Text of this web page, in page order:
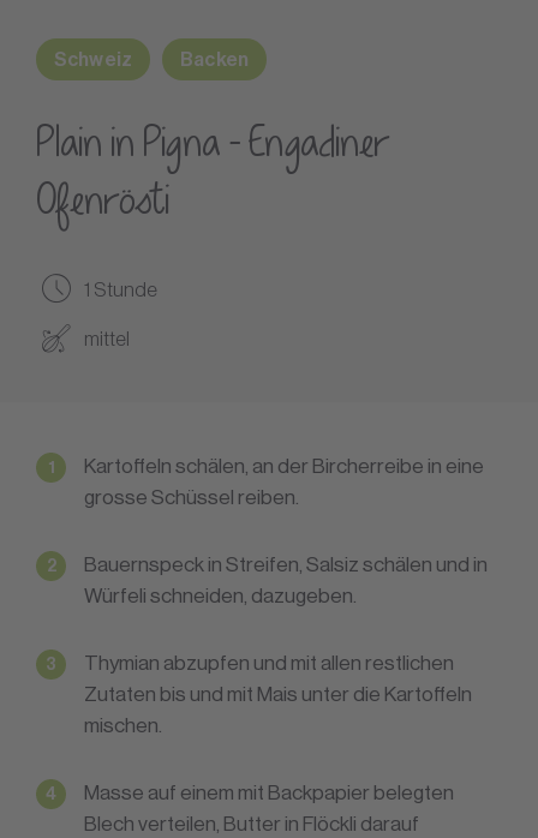
Schweiz Backen
Plain in Pigna – Engadiner
Ofenrösti
1 Stunde
mittel
Kartoffeln schälen, an der Bircherreibe in eine
grosse Schüssel reiben.
Bauernspeck in Streifen, Salsiz schälen und in
Würfeli schneiden, dazugeben.
Thymian abzupfen und mit allen restlichen
Zutaten bis und mit Mais unter die Kartoffeln
mischen.
Masse auf einem mit Backpapier belegten
Blech verteilen, Butter in Flöckli darauf